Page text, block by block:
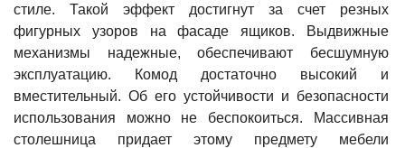
стиле. Такой эффект достигнут за счет резных
фигурных узоров на фасаде ящиков. Выдвижные
механизмы надежные, обеспечивают бесшумную
эксплуатацию. Комод достаточно высокий и
вместительный. Об его устойчивости и безопасности
использования можно не беспокоиться. Массивная
столешница придает этому предмету мебели